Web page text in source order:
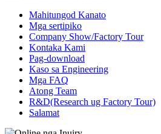
Mahitungod Kanato
Mga sertipiko
Company Show/Factory Tour
Kontaka Kami
Pag-download
Kaso sa Engineering
Mga FAQ
Atong Team
R&D(Research ug Factory Tour)
Salamat